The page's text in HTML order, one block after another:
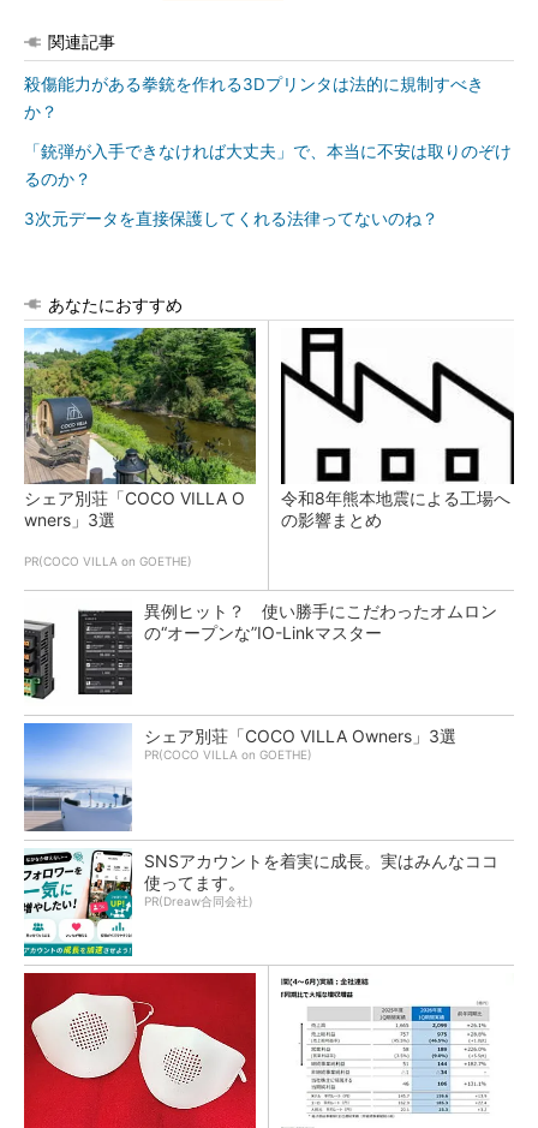
関連記事
殺傷能力がある拳銃を作れる3Dプリンタは法的に規制すべき
か？
「銃弾が入手できなければ大丈夫」で、本当に不安は取りのぞけ
るのか？
3次元データを直接保護してくれる法律ってないのね？
あなたにおすすめ
シェア別荘「COCO VILLA O
wners」3選
PR(COCO VILLA on GOETHE)
令和8年熊本地震による工場へ
の影響まとめ
異例ヒット？ 使い勝手にこだわったオムロン
の“オープンな”IO-Linkマスター
シェア別荘「COCO VILLA Owners」3選
PR(COCO VILLA on GOETHE)
SNSアカウントを着実に成長。実はみんなココ
使ってます。
PR(Dreaw合同会社)